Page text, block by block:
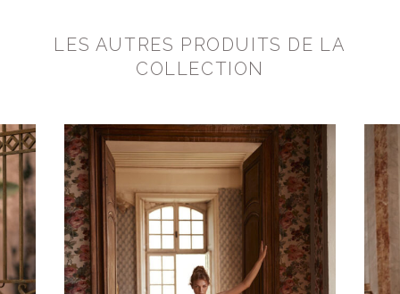
LES AUTRES PRODUITS DE LA
COLLECTION